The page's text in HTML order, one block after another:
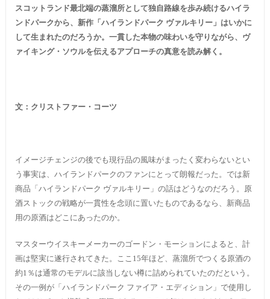
スコットランド最北端の蒸溜所として独自路線を歩み続けるハイラ
ンドパークから、新作「ハイランドパーク ヴァルキリー」はいかに
して生まれたのだろうか。一貫した本物の味わいを守りながら、ヴ
ァイキング・ソウルを伝えるアプローチの真意を読み解く。
文：クリストファー・コーツ
イメージチェンジの後でも現行品の風味がまったく変わらないとい
う事実は、ハイランドパークのファンにとって朗報だった。では新
商品「ハイランドパーク ヴァルキリー」の話はどうなのだろう。原
酒ストックの戦略が一貫性を念頭に置いたものであるなら、新商品
用の原酒はどこにあったのか。
マスターウイスキーメーカーのゴードン・モーションによると、計
画は堅実に遂行されてきた。ここ15年ほど、蒸溜所でつくる原酒の
約1％は通常のモデルに該当しない樽に詰められていたのだという。
その一例が「ハイランドパーク ファイア・エディション」で使用し